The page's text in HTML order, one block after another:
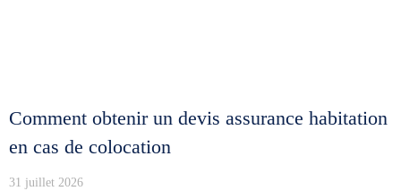
Comment obtenir un devis assurance habitation
en cas de colocation
31 juillet 2026